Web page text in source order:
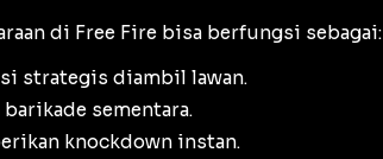
di Free Fire bisa berfungsi sebagai:
strategis diambil lawan.
sementara.
knockdown instan.